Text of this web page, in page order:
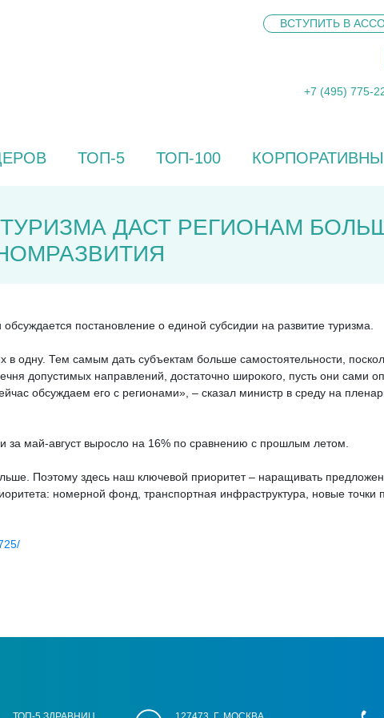
ВСТУПИТЬ В
+7 (495) 775-
ТОП-5 ТОП-100
ДАСТ РЕГИОНАМ
постановление о единой субсидии на развитие туризма.
одну. Тем самым дать субъектам больше самостоятельности,
допустимых направлений, достаточно широкого, пусть они сами
обсуждаем его с регионами», – сказал министр в среду на
за май-август выросло на 16% по сравнению с прошлым летом.
Поэтому здесь наш ключевой приоритет – наращивать
номерной фонд, транспортная инфраструктура, новые точки